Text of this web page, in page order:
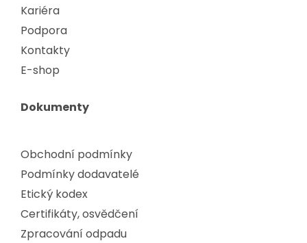
Kariéra
Podpora
Kontakty
E-shop
Dokumenty
Obchodní podmínky
Podmínky dodavatelé
Etický kodex
Certifikáty, osvědčení
Zpracování odpadu